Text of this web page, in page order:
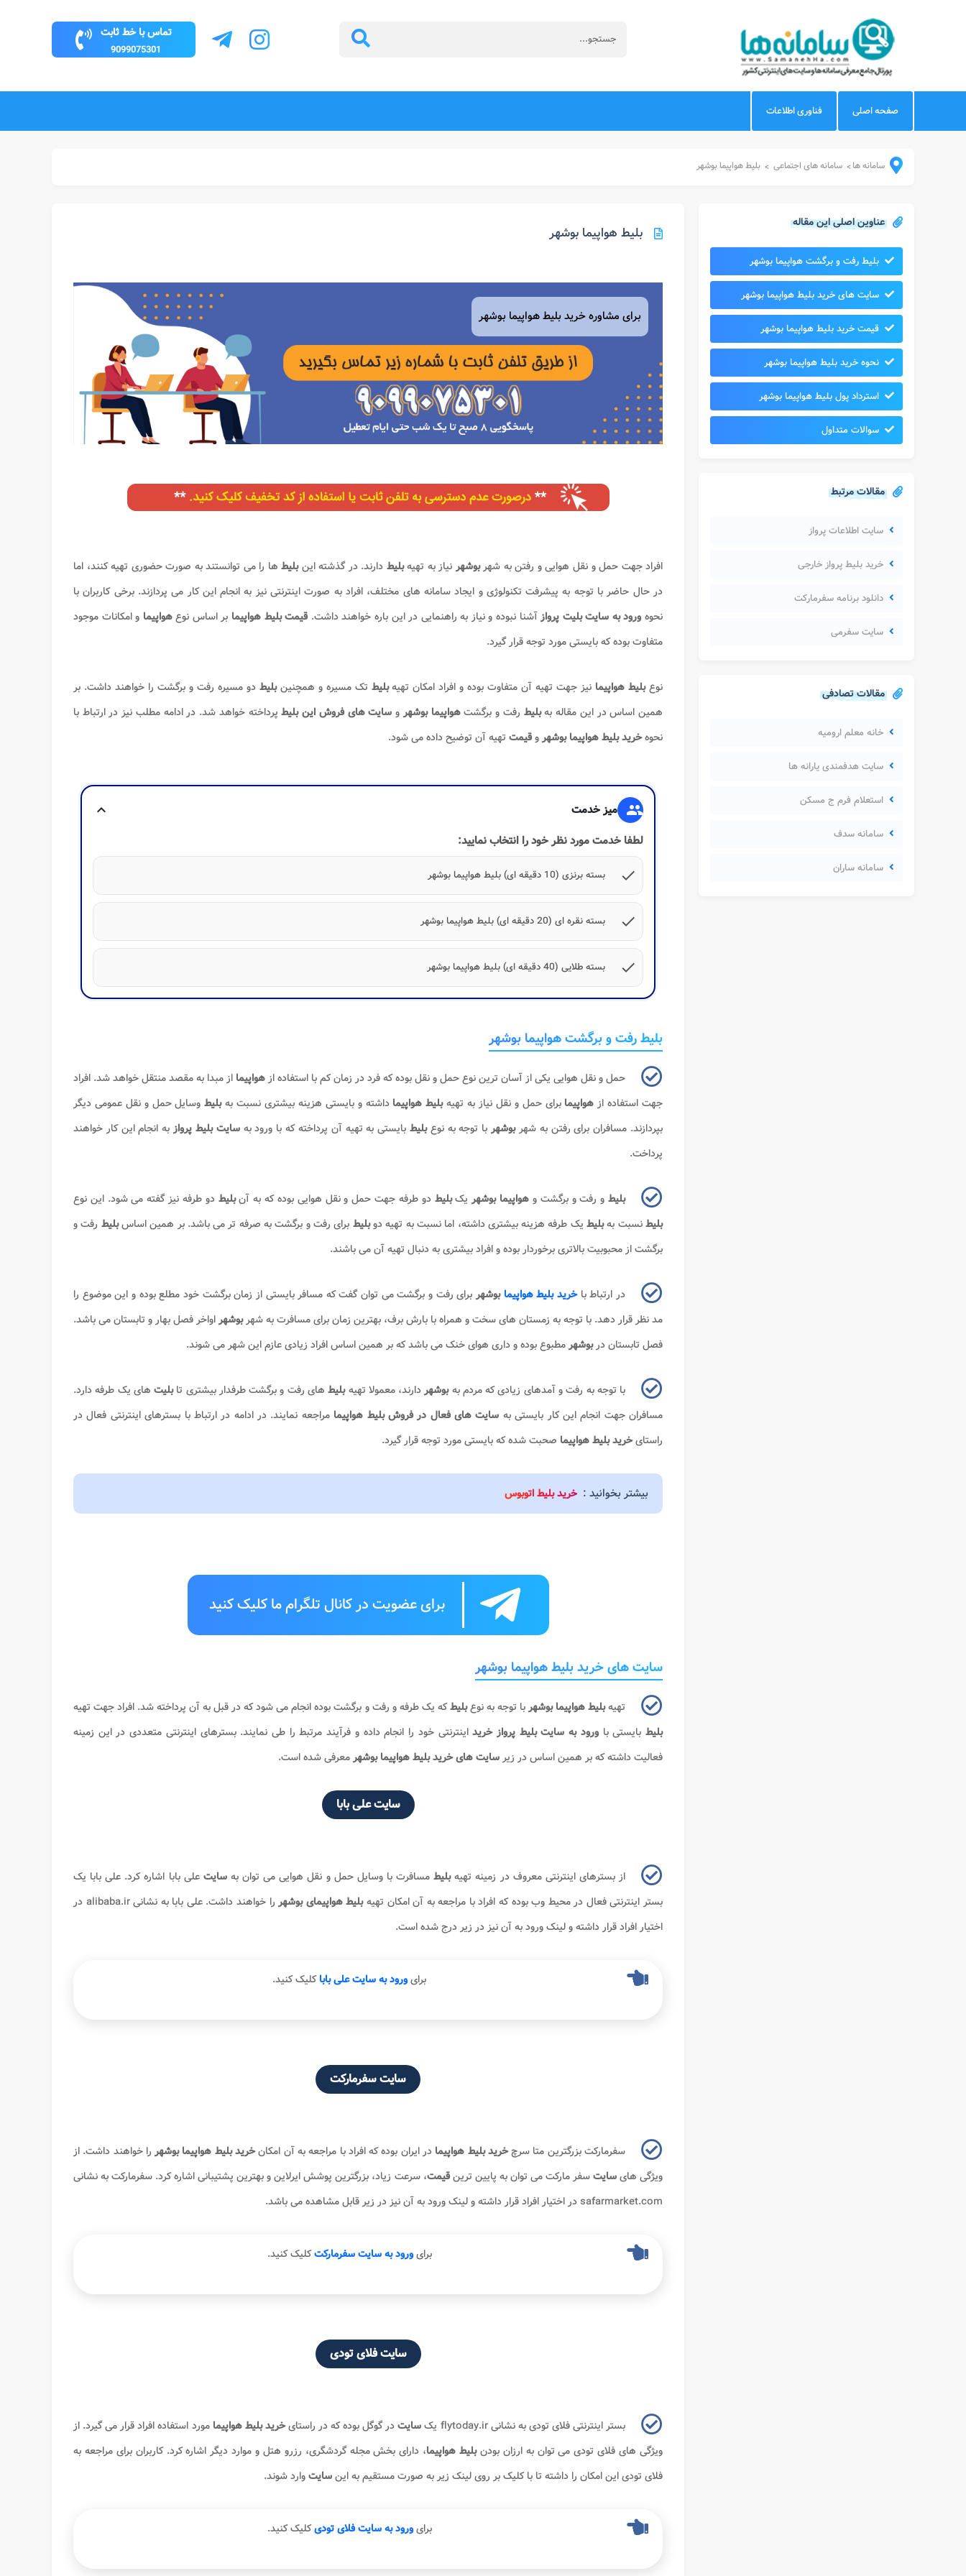
تماس با خط ثابت
9099075301
صفحه اصلی فناوری اطلاعات
سامانه ها> سامانه های اجتماعی > بلیط هواپیما بوشهر
عناوین اصلی این مقاله
بلیط رفت و برگشت هواپیما بوشهر
سایت های خرید بلیط هواپیما بوشهر
قیمت خرید بلیط هواپیما بوشهر
نحوه خرید بلیط هواپیما بوشهر
استرداد پول بلیط هواپیما بوشهر
سوالات متداول
مقالات مرتبط
سایت اطلاعات پرواز
خرید بلیط پرواز خارجی
دانلود برنامه سفرمارکت
سایت سفرمی
مقالات تصادفی
خانه معلم ارومیه
سایت هدفمندی یارانه ها
استعلام فرم ج مسکن
سامانه سدف
سامانه ساران
بلیط هواپیما بوشهر
برای مشاوره خرید بلیط هواپیما بوشهر
افراد جهت حمل و نقل هوایی و رفتن به شهربوشهرنیاز به تهیهبلیط دارند. در گذشته اینبلیط ها را می توانستند به صورت حضوری تهیه کنند، اما
در حال حاضر با توجه به پیشرفت تکنولوژی و ایجاد سامانه های مختلف، افراد به صورت اینترنتی نیز به انجام این کار می پردازند. برخی کاربران با
نحوه ورود به سایت بلیت پروازآشنا نبوده و نیاز به راهنمایی در این باره خواهند داشت.قیمت بلیط هواپیما بر اساس نوعهواپیما و امکانات موجود
متفاوت بوده که بایستی مورد توجه قرار گیرد.
نوعبلیط هواپیما نیز جهت تهیه آن متفاوت بوده و افراد امکان تهیهبلیط تک مسیره و همچنینبلیطدو مسیره رفت و برگشت را خواهند داشت. بر
همین اساس در این مقاله بهبلیط رفت و برگشتهواپیما بوشهرو سایت های فروش این بلیط پرداخته خواهد شد. در ادامه مطلب نیز در ارتباط با
نحوهخرید بلیط هواپیما بوشهروقیمت تهیه آن توضیح داده می شود.
group میز خدمت
expand_more
لطفا خدمت مورد نظر خود را انتخاب نمایید:
check
بسته برنزی (10 دقیقه ای) بلیط هواپیما بوشهر
check بسته نقره ای (20 دقیقه ای) بلیط هواپیما بوشهر
check بسته طلایی (40 دقیقه ای) بلیط هواپیما بوشهر
بلیط رفت و برگشت هواپیما بوشهر
حمل و نقل هوایی یکی از آسان ترین نوع حمل و نقل بوده که فرد در زمان کم با استفاده ازهواپیما از مبدا به مقصد منتقل خواهد شد. افراد
جهت استفاده از هواپیمابرای حمل و نقل نیاز به تهیهبلیط هواپیماداشته و بایستی هزینه بیشتری نسبت بهبلیط وسایل حمل و نقل عمومی دیگر
بپردازند. مسافران برای رفتن به شهربوشهربا توجه به نوعبلیط بایستی به تهیه آن پرداخته که با ورود به سایت بلیط پروازبه انجام این کار خواهند
پرداخت.
بلیط و رفت و برگشت و هواپیما بوشهر یک بلیطدو طرفه جهت حمل و نقل هوایی بوده که به آنبلیطدو طرفه نیز گفته می شود. این نوع
بلیطنسبت بهبلیط یک طرفه هزینه بیشتری داشته، اما نسبت به تهیه دوبلیط برای رفت و برگشت به صرفه تر می باشد. بر همین اساسبلیط رفت و
برگشت از محبوبیت بالاتری برخوردار بوده و افراد بیشتری به دنبال تهیه آن می باشند.
در ارتباط باخرید بلیط هواپیما بوشهربرای رفت و برگشت می توان گفت که مسافر بایستی از زمان برگشت خود مطلع بوده و این موضوع را
مد نظر قرار دهد. با توجه به زمستان های سخت و همراه با بارش برف، بهترین زمان برای مسافرت به شهربوشهراواخر فصل بهار و تابستان می باشد.
فصل تابستان دربوشهرمطبوع بوده و داری هوای خنک می باشد که بر همین اساس افراد زیادی عازم این شهر می شوند.
با توجه به رفت و آمدهای زیادی که مردم بهبوشهردارند، معمولا تهیهبلیط های رفت و برگشت طرفدار بیشتری تابلیت های یک طرفه دارد.
مسافران جهت انجام این کار بایستی به سایت های فعال در فروش بلیط هواپیمامراجعه نمایند. در ادامه در ارتباط با بسترهای اینترنتی فعال در
راستایخرید بلیط هواپیما صحبت شده که بایستی مورد توجه قرار گیرد.
بیشتر بخوانید : خرید بلیط اتوبوس
برای عضویت در کانال تلگرام ما کلیک کنید
سایت های خرید بلیط هواپیما بوشهر
تهیهبلیطهواپیما بوشهربا توجه به نوعبلیطکه یک طرفه و رفت و برگشت بوده انجام می شود که در قبل به آن پرداخته شد. افراد جهت تهیه
بلیط بایستی باورود به سایت بلیط پرواز خریداینترنتی خود را انجام داده و فرآیند مرتبط را طی نمایند. بسترهای اینترنتی متعددی در این زمینه
فعالیت داشته که بر همین اساس در زیرسایت های خرید بلیط هواپیما بوشهرمعرفی شده است.
سایت علی بابا
از بسترهای اینترنتی معروف در زمینه تهیهبلیط مسافرت با وسایل حمل و نقل هوایی می توان بهسایتعلی بابا اشاره کرد. علی بابا یک
بستر اینترنتی فعال در محیط وب بوده که افراد با مراجعه به آن امکان تهیهبلیط هواپیمای بوشهر
را خواهند داشت. علی بابا به نشانی alibaba.ir در
اختیار افراد قرار داشته و لینک ورود به آن نیز در زیر درج شده است.
برایورود به سایت علی باباکلیک کنید.
سایت سفرمارکت
سفرمارکت بزرگترین متا سرچخرید بلیط هواپیمادر ایران بوده که افراد با مراجعه به آن امکانخرید بلیط هواپیما بوشهررا خواهند داشت. از
ویژگی هایسایتسفر مارکت می توان به پایین ترینقیمت، سرعت زیاد، بزرگترین پوشش ایرلاین و بهترین پشتیبانی اشاره کرد. سفرمارکت به نشانی
safarmarket.com در اختیار افراد قرار داشته و لینک ورود به آن نیز در زیر قابل مشاهده می باشد.
برایورود به سایت سفرمارکتکلیک کنید.
سایت فلای تودی
بستر اینترنتی فلای تودی به نشانی flytoday.ir یک سایتدر گوگل بوده که در راستایخرید بلیط هواپیما مورد استفاده افراد قرار می گیرد. از
ویژگی های فلای تودی می توان به ارزان بودنبلیط هواپیما، دارای بخش مجله گردشگری، رزرو هتل و موارد دیگر اشاره کرد. کاربران برای مراجعه به
فلای تودی این امکان را داشته تا با کلیک بر روی لینک زیر به صورت مستقیم به اینسایتوارد شوند.
برایورود به سایت فلای تودیکلیک کنید.